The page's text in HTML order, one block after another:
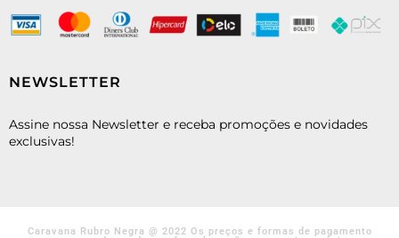
NEWSLETTER
Assine nossa Newsletter e receba promoções e novidades
exclusivas!
Caravana Rubro Negra @ 2022 Os preços e formas de pagamento